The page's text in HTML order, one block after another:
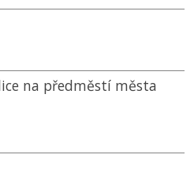
na předměstí města